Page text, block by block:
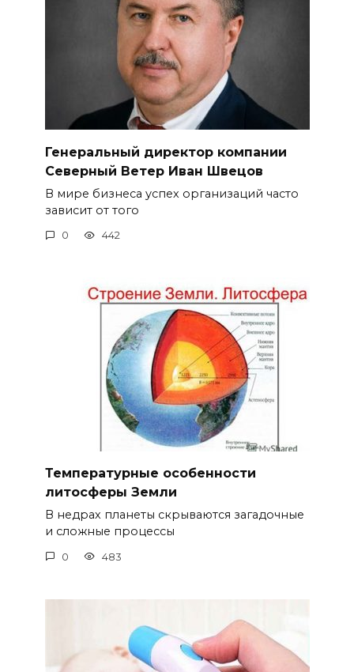
Генеральный директор компании
Северный Ветер Иван Швецов
В мире бизнеса успех организаций часто
зависит от того
0 442
Температурные особенности
литосферы Земли
В недрах планеты скрываются загадочные
и сложные процессы
0 483